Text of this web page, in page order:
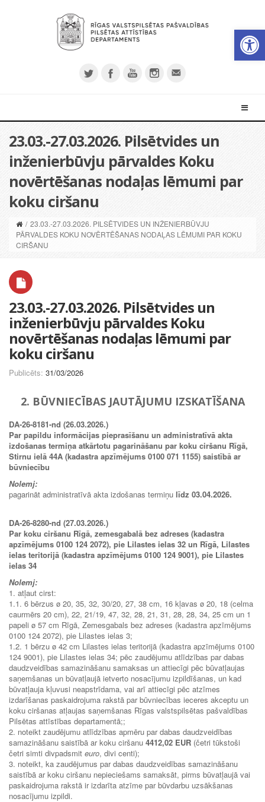
23.03.-27.03.2026. Pilsētvides un
inženierbūvju pārvaldes Koku
novērtēšanas nodaļas lēmumi par
koku ciršanu
/ 23.03.-27.03.2026. PILSĒTVIDES UN INŽENIERBŪVJU
PĀRVALDES KOKU NOVĒRTĒŠANAS NODAĻAS LĒMUMI PAR KOKU
CIRŠANU
23.03.-27.03.2026. Pilsētvides un
inženierbūvju pārvaldes Koku
novērtēšanas nodaļas lēmumi par
koku ciršanu
Publicēts: 31/03/2026
2. BŪVNIECĪBAS JAUTĀJUMU IZSKATĪŠANA
DA-26-8181-nd (26.03.2026.)
Par papildu informācijas pieprasīšanu un administratīvā akta
izdošanas termiņa atkārtotu pagarināšanu par koku ciršanu Rīgā,
Stirnu ielā 44A (kadastra apzīmējums 0100 071 1155) saistībā ar
būvniecību
Nolemj:
pagarināt administratīvā akta izdošanas termiņu līdz 03.04.2026.
DA-26-8280-nd (27.03.2026.)
Par koku ciršanu Rīgā, zemesgabalā bez adreses (kadastra
apzīmējums 0100 124 2072), pie Lilastes ielas 32 un Rīgā, Lilastes
ielas teritorijā (kadastra apzīmējums 0100 124 9001), pie Lilastes
ielas 34
Nolemj:
1. atļaut cirst:
1.1. 6 bērzus ø 20, 35, 32, 30/20, 27, 38 cm, 16 kļavas ø 20, 18 (celma
caurmērs 20 cm), 22, 21/19, 47, 32, 28, 21, 31, 28, 28, 34, 25 cm un 1
papeli ø 57 cm Rīgā, Zemesgabals bez adreses (kadastra apzīmējums
0100 124 2072), pie Lilastes ielas 3;
1.2. 1 bērzu ø 42 cm Lilastes ielas teritorijā (kadastra apzīmējums 0100
124 9001), pie Lilastes ielas 34; pēc zaudējumu atlīdzības par dabas
daudzveidības samazināšanu samaksas un attiecīgi pēc būvatļaujas
saņemšanas un būvatļaujā ietverto nosacījumu izpildīšanas, un kad
būvatļauja kļuvusi neapstrīdama, vai arī attiecīgi pēc atzīmes
izdarīšanas paskaidrojuma rakstā par būvniecības ieceres akceptu un
koku ciršanas atļaujas saņemšanas Rīgas valstspilsētas pašvaldības
Pilsētas attīstības departamentā;;
2. noteikt zaudējumu atlīdzības apmēru par dabas daudzveidības
samazināšanu saistībā ar koku ciršanu 4412,02 EUR (četri tūkstoši
četri simti divpadsmit euro, divi centi);
3. noteikt, ka zaudējumus par dabas daudzveidības samazināšanu
saistībā ar koku ciršanu nepieciešams samaksāt, pirms būvatļaujā vai
paskaidrojuma rakstā ir izdarīta atzīme par būvdarbu uzsākšanas
nosacījumu izpildi.